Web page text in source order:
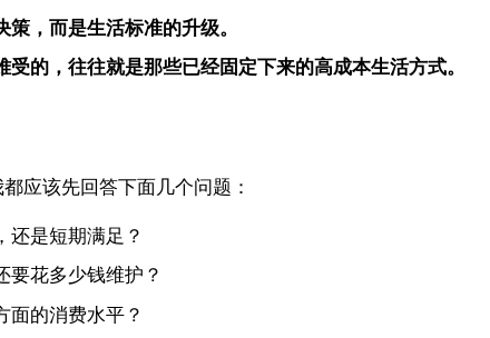
，而是生活标准的升级。
的，往往就是那些已经固定下来的高成本生活方式。
应该先回答下面几个问题：
还是短期满足？
要花多少钱维护？
面的消费水平？